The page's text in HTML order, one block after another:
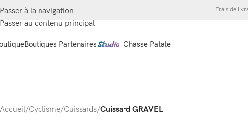
Passer à la navigation
Passer au contenu principal
Frais de
Boutiques Partenaires Chasse Patate
Accueil/Cyclisme/Cuissards/Cuissard GRAVEL